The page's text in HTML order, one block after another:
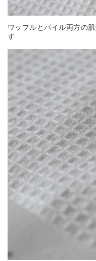
ワッフルとパイル両方の
す